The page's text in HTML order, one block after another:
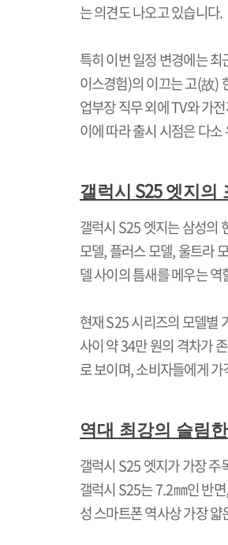
는 의견도 나오고 있습니다.
특히 이번 일정 변경에는
이스경험)의 이끄는 고(故)
업부장 직무 외에TV와 가
이에 따라 출시 시점은 다
갤럭시 S25 엣지의
갤럭시 S25엣지는 삼성의
모델,플러스 모델,울트라
델 사이의 틈새를 메우는
현재S25시리즈의 모델별
사이 약34만 원의 격차가
로 보이며,소비자들에게
역대 최강의 슬림
갤럭시 S25엣지가 가장 주
갤럭시 S25는7.2㎜인 반면,
성 스마트폰 역사상 가장 얇